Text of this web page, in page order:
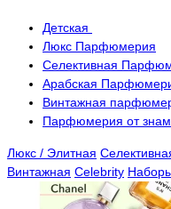
Детская
Люкс Парфюмерия
Селективная
Арабская
Винтажная
Парфюмерия от
Люкс / Элитная
Винтажная Celebrity